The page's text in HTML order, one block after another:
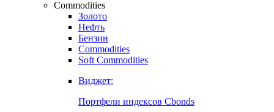
Commodities
Золото
Нефть
Бензин
Commodities
Soft Commodities
Виджет:
Портфели индексов Cbonds